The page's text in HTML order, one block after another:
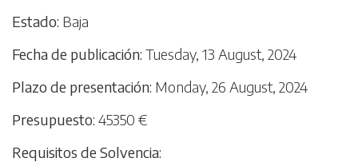
Estado Baja
Fecha de publicación Tuesday, 13 August, 2024
Plazo de presentación Monday, 26 August, 2024
Presupuesto 45350 €
Requisitos de Solvencia